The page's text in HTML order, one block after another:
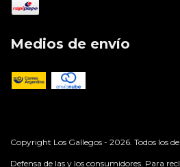
Medios de envío
Copyright Los Gallegos - 2026. Todos los
Defensa de las y los consumidores. Para